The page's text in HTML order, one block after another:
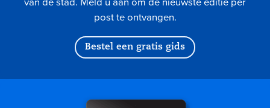
post te ontvangen.
Bestel een gratis gids